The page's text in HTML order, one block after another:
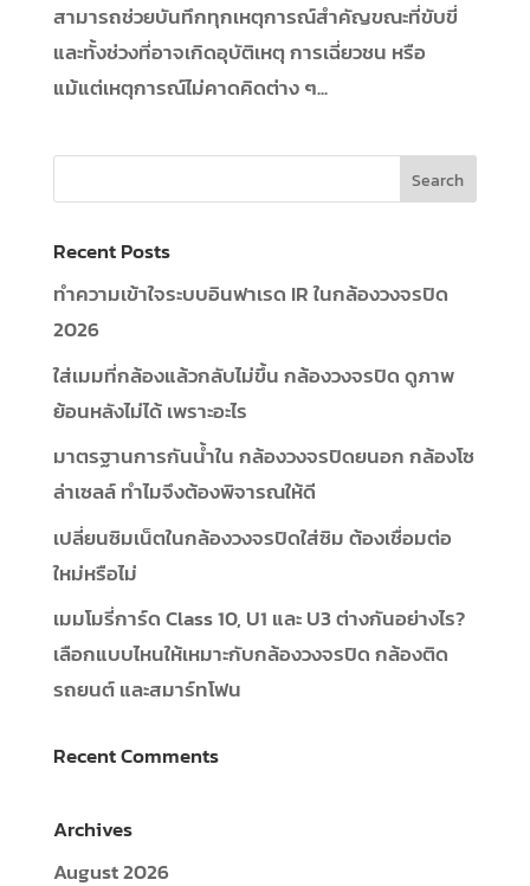
สามารถช่วยบันทึกทุกเหตุการณ์สำคัญขณะที่ขับขี่
และทั้งช่วงที่อาจเกิดอุบัติเหตุ การเฉี่ยวชน หรือ
แม้แต่เหตุการณ์ไม่คาดคิดต่าง ๆ...
Recent Posts
ทำความเข้าใจระบบอินฟาเรด IR ในกล้องวงจรปิด
2026
ใส่เมมที่กล้องแล้วกลับไม่ขึ้น กล้องวงจรปิด ดูภาพ
ย้อนหลังไม่ได้ เพราะอะไร
มาตรฐานการกันน้ำใน กล้องวงจรปิดยนอก กล้องโซ
ล่าเซลล์ ทำไมจึงต้องพิจารณให้ดี
เปลี่ยนซิมเน็ตในกล้องวงจรปิดใส่ซิม ต้องเชื่อมต่อ
ใหม่หรือไม่
เมมโมรี่การ์ด Class 10, U1 และ U3 ต่างกันอย่างไร?
เลือกแบบไหนให้เหมาะกับกล้องวงจรปิด กล้องติด
รถยนต์ และสมาร์ทโฟน
Recent Comments
Archives
August 2026